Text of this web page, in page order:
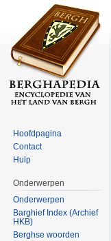
Hoofdpagina
Contact
Hulp
Onderwerpen
Onderwerpen
Barghief Index (Archief
HKB)
Berghse woorden